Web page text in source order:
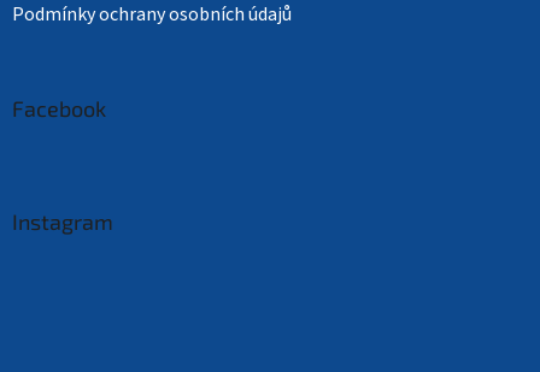
Podmínky ochrany osobních údajů
Facebook
Instagram